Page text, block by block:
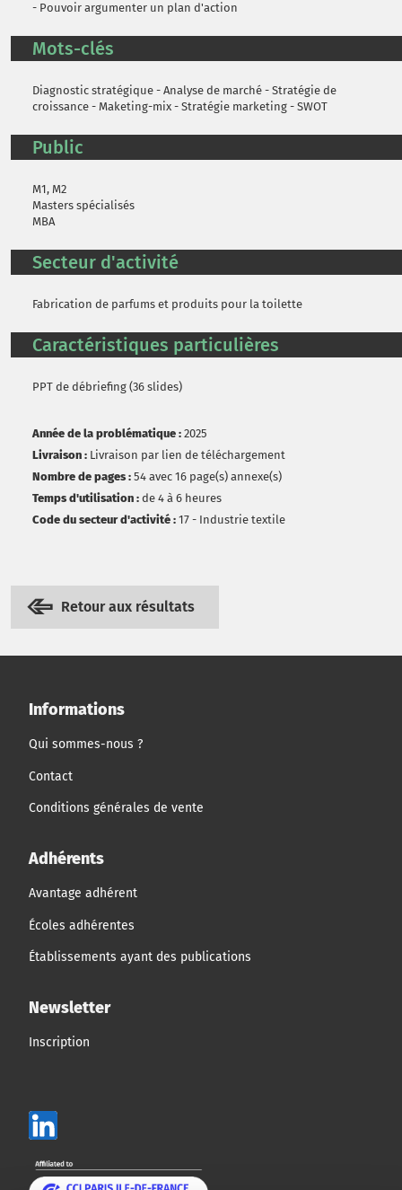
- Pouvoir argumenter un plan d'action
Mots-clés
Diagnostic stratégique - Analyse de marché - Stratégie de
croissance - Maketing-mix - Stratégie marketing - SWOT
Public
M1, M2
Masters spécialisés
MBA
Secteur d'activité
Fabrication de parfums et produits pour la toilette
Caractéristiques particulières
PPT de débriefing (36 slides)
Année de la problématique : 2025
Livraison : Livraison par lien de téléchargement
Nombre de pages : 54 avec 16 page(s) annexe(s)
Temps d'utilisation : de 4 à 6 heures
Code du secteur d'activité : 17 - Industrie textile
Retour aux résultats
Informations
Qui sommes-nous ?
Contact
Conditions générales de vente
Adhérents
Avantage adhérent
Écoles adhérentes
Établissements ayant des publications
Newsletter
Inscription